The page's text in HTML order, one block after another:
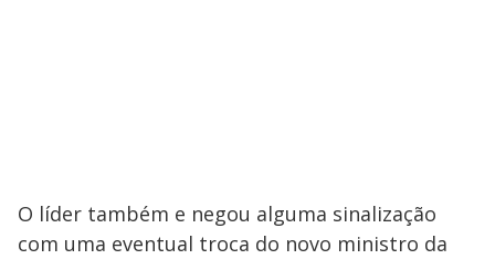
O líder também e negou alguma sinalização
com uma eventual troca do novo ministro da